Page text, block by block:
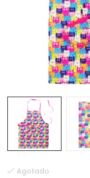
Agotado